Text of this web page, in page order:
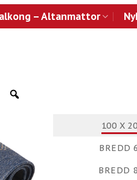
– Altanmattor
100 X
BREDD
BREDD